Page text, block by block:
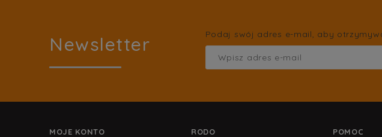
Newsletter Podaj swój adres e-mail, aby
MOJE KONTO RODO POMOC